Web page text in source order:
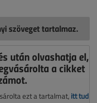
szöveget tartalmaz.
után olvashatja el,
a cikket
ezt a tartalmat, itt tud